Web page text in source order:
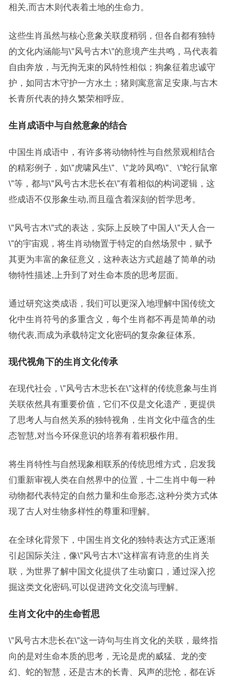
相关,而古木则代表着土地的生命力。
这些生肖虽然与核心意象关联度稍弱，但各自都有独特
的文化内涵能与\”风号古木\”的意境产生共鸣，马代表着
自由奔放，与无拘无束的风特性相似；狗象征着忠诚守
护，如同古木守护一方水土；猪则寓意富足安康,与古木
长青所代表的持久繁荣相呼应。
生肖成语中与自然意象的结合
中国生肖成语中，有许多将动物特性与自然景观相结合
的精彩例子，如\”虎啸风生\”、\”龙吟凤鸣\”、\”蛇行鼠窜
\”等，都与\”风号古木悲长在\”有着相似的构词逻辑，这
些成语不仅形象生动,而且蕴含着深刻的哲学思考。
\”风号古木\”式的表达，实际上反映了中国人\”天人合一
\”的宇宙观，将生肖动物置于特定的自然场景中，赋予
其更为丰富的象征意义，这种表达方式超越了简单的动
物特性描述,上升到了对生命本质的思考层面。
通过研究这类成语，我们可以更深入地理解中国传统文
化中生肖符号的多重含义，每个生肖都不再是简单的动
物代表,而成为承载特定文化密码的复杂象征体系。
现代视角下的生肖文化传承
在现代社会，\”风号古木悲长在\”这样的传统意象与生肖
关联依然具有重要价值，它们不仅是文化遗产，更提供
了思考人与自然关系的独特视角，生肖文化中蕴含的生
态智慧,对当今环保意识的培养有着积极作用。
将生肖特性与自然现象相联系的传统思维方式，启发我
们重新审视人类在自然界中的位置，十二生肖中每一种
动物都代表特定的自然力量和生命形态,这种分类方式体
现了古人对生物多样性的尊重和理解。
在全球化背景下，中国生肖文化的独特表达方式正逐渐
引起国际关注，像\”风号古木\”这样富有诗意的生肖关
联，为世界了解中国文化提供了生动窗口，通过深入挖
掘这类文化密码,可以促进跨文化交流与理解。
生肖文化中的生命哲思
\”风号古木悲长在\”这一诗句与生肖文化的关联，最终指
向的是对生命本质的思考，无论是虎的威猛、龙的变
幻、蛇的智慧，还是古木的长青、风声的悲怆，都在诉